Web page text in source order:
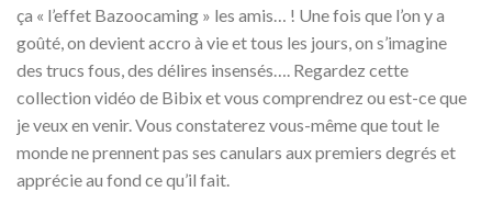
ça « l’effet Bazoocaming » les amis… ! Une fois que l’on y a
goûté, on devient accro à vie et tous les jours, on s’imagine
des trucs fous, des délires insensés…. Regardez cette
collection vidéo de Bibix et vous comprendrez ou est-ce que
je veux en venir. Vous constaterez vous-même que tout le
monde ne prennent pas ses canulars aux premiers degrés et
apprécie au fond ce qu’il fait.